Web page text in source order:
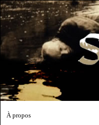
À propos